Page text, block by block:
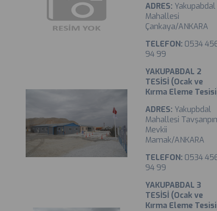
ADRES: Yakupabdal
Mahallesi
Çankaya/ANKARA
TELEFON: 0534
94 99
YAKUPABDAL 2
TESİSİ (Ocak ve
Kırma Eleme
ADRES: Yakupbdal
Mahallesi
Mevkii
Mamak/ANKARA
TELEFON: 0534
94 99
YAKUPABDAL 3
TESİSİ (Ocak ve
Kırma Eleme